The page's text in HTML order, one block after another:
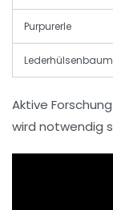
Purpurerle
Lederhülsenbaum
Aktive
wird notwendig